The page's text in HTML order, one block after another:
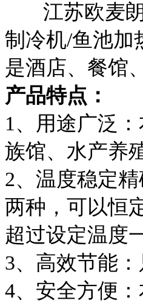
江苏欧麦朗
制冷机/鱼池加
是酒店、餐馆
产品特点：
1、用途广泛
族馆、水产养
2、温度稳定
两种，可以恒
超过设定温度
3、高效节能
4、安全方便